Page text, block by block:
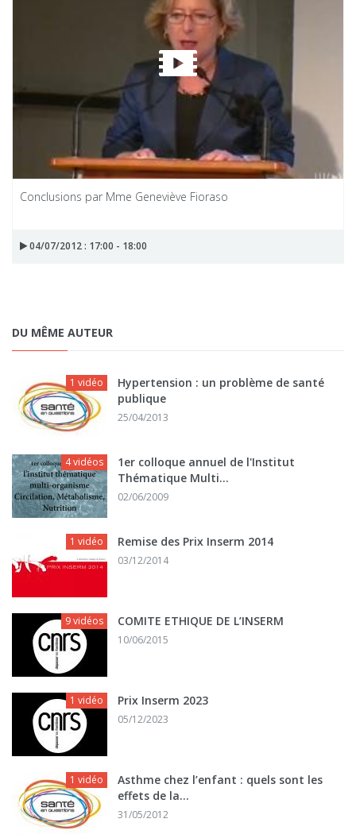
Conclusions par Mme Geneviève Fioraso
04/07/2012 : 17:00 - 18:00
DU MÊME AUTEUR
1 vidéo
Hypertension : un problème de santé
publique
25/04/2013
4 vidéos
1er colloque annuel de l'Institut
Thématique Multi...
02/06/2009
1 vidéo Remise des Prix Inserm 2014
03/12/2014
9 vidéos COMITE ETHIQUE DE L’INSERM
10/06/2015
1 vidéo Prix Inserm 2023
05/12/2023
1 vidéo
Asthme chez l’enfant : quels sont les
effets de la...
31/05/2012